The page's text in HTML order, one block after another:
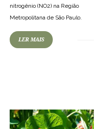
nitrogênio (NO2) na Região
Metropolitana de São Paulo.
LER MAIS